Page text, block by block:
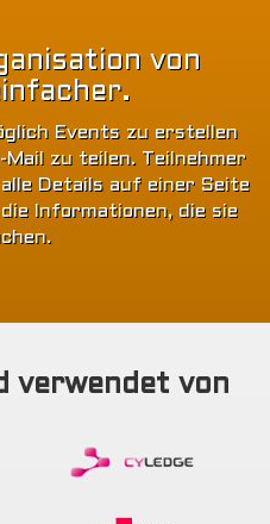
von
Events zu erstellen
zu teilen. Teilnehmer
Details auf einer Seite
Informationen, die sie
verwendet von